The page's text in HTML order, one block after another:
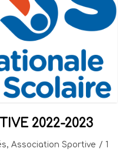
2022-2023
, Association Sportive
1